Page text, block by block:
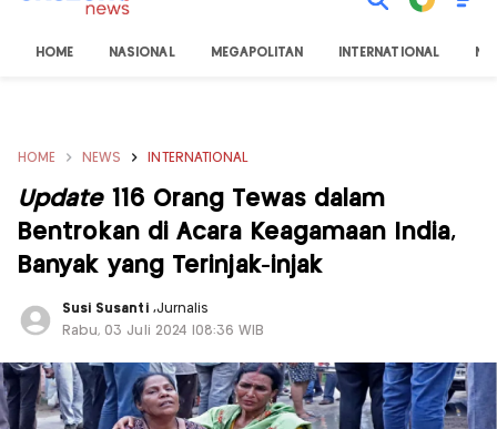
HOME NASIONAL MEGAPOLITAN INTERNATIONAL
HOME NEWS INTERNATIONAL
Update116 Orang Tewas dalam
Bentrokan di Acara Keagamaan India,
Banyak yang Terinjak-injak
Susi Susanti ,Jurnalis
Rabu, 03 Juli 2024 |08:36 WIB